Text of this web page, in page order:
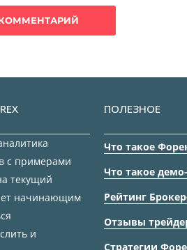
с примерами
текущий
начинающим
и
ПОЛЕЗНОЕ
Что такое
Что такое
Рейтинг
Отзывы
Стратегии